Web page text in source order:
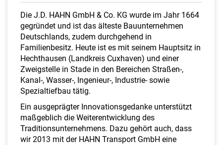
l
n
Die J.D. HAHN GmbH & Co. KG wurde im Jahr 1664
gegründet und ist das älteste Bauunternehmen
Deutschlands, zudem durchgehend in
Familienbesitz. Heute ist es mit seinem Hauptsitz in
Hechthausen (Landkreis Cuxhaven) und einer
Zweigstelle in Stade in den Bereichen Straßen-,
Kanal-, Wasser-, Ingenieur-, Industrie- sowie
Spezialtiefbau tätig.
Ein ausgeprägter Innovationsgedanke unterstützt
maßgeblich die Weiterentwicklung des
Traditionsunternehmens. Dazu gehört auch, dass
wir 2013 mit der HAHN Transport GmbH eine